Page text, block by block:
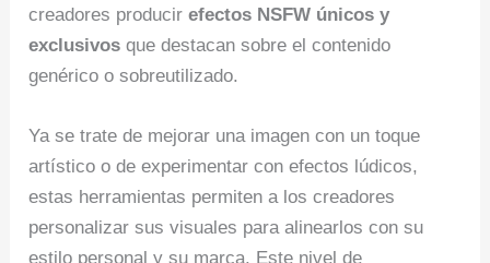
creadores producirefectos NSFW únicos y
exclusivos que destacan sobre el contenido
genérico o sobreutilizado.
Ya se trate de mejorar una imagen con un toque
artístico o de experimentar con efectos lúdicos,
estas herramientas permiten a los creadores
personalizar sus visuales para alinearlos con su
estilo personal y su marca. Este nivel de